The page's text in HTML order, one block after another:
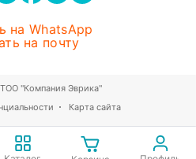
на WhatsApp
на почту
Карта сайта
"Компания Эврика"